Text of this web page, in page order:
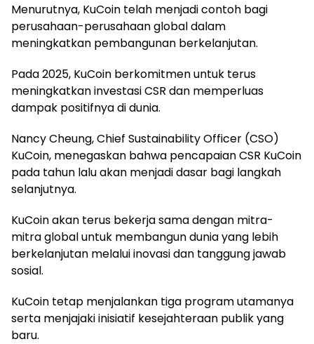
Menurutnya, KuCoin telah menjadi contoh bagi
perusahaan-perusahaan global dalam
meningkatkan pembangunan berkelanjutan.
Pada 2025, KuCoin berkomitmen untuk terus
meningkatkan investasi CSR dan memperluas
dampak positifnya di dunia.
Nancy Cheung, Chief Sustainability Officer (CSO)
KuCoin, menegaskan bahwa pencapaian CSR KuCoin
pada tahun lalu akan menjadi dasar bagi langkah
selanjutnya.
KuCoin akan terus bekerja sama dengan mitra-
mitra global untuk membangun dunia yang lebih
berkelanjutan melalui inovasi dan tanggung jawab
sosial.
KuCoin tetap menjalankan tiga program utamanya
serta menjajaki inisiatif kesejahteraan publik yang
baru.